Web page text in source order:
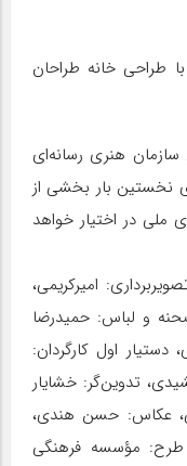
طراحی خانه طراحان
هنری رسانه‌ای
نخستین بار بخشی از
ملی در اختیار خواهد
امیرکریمی،
و لباس: حمیدرضا
دستیار اول کارگردان:
تدوین‌گر: خشایار
عکاس: حسن هندی،
طرح: مؤسسه فرهنگی